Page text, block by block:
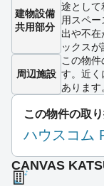
建物設備
共用部分
途として
用スペ
出や不
ックスが
周辺施設
この物
す。近く
あります
この物件の取
ハウスコム
CANVAS